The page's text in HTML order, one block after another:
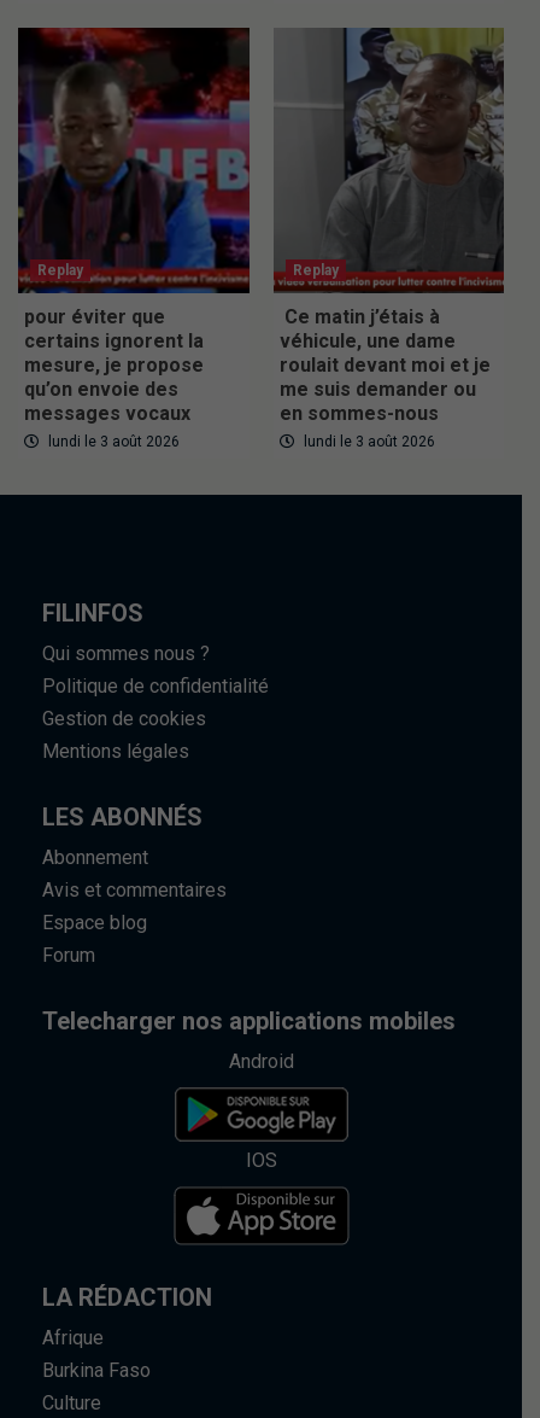
Replay
pour éviter que
certains ignorent la
mesure, je propose
qu’on envoie des
messages vocaux
lundi le 3 août 2026
Replay
Ce matin j’étais à
véhicule, une dame
roulait devant moi et je
me suis demander ou
en sommes-nous
lundi le 3 août 2026
FILINFOS
Qui sommes nous ?
Politique de confidentialité
Gestion de cookies
Mentions légales
LES ABONNÉS
Abonnement
Avis et commentaires
Espace blog
Forum
Telecharger nos applications mobiles
Android
IOS
LA RÉDACTION
Afrique
Burkina Faso
Culture